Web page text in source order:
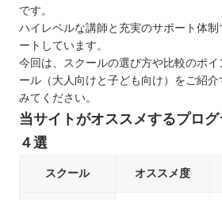
です。
ハイレベルな講師と充実のサポート体
ートしています。
今回は、スクールの選び方や比較のポ
ール（大人向けと子ども向け）をご紹
みてください。
当サイトがオススメするプロ
４選
スクール オススメ度